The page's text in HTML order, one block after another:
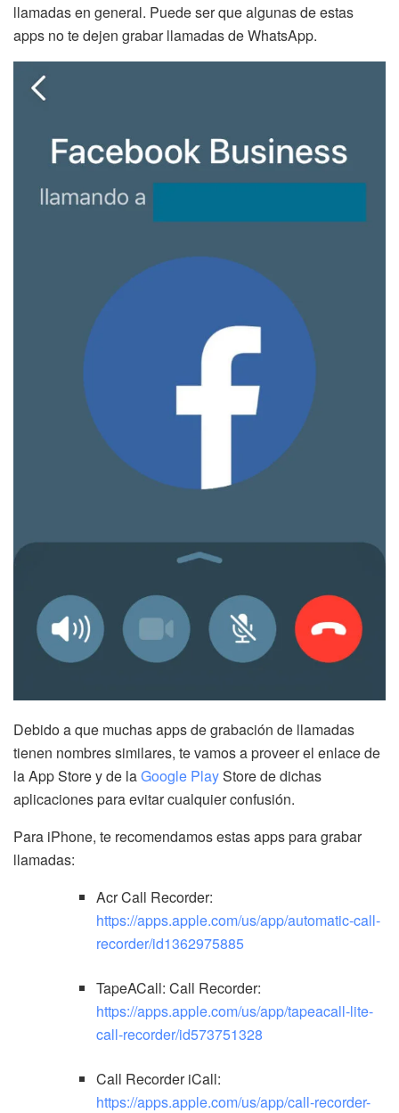
llamadas en general. Puede ser que algunas de estas
apps no te dejen grabar llamadas de WhatsApp.
Debido a que muchas apps de grabación de llamadas
tienen nombres similares, te vamos a proveer el enlace de
la App Store y de laGoogle PlayStore de dichas
aplicaciones para evitar cualquier confusión.
Para iPhone, te recomendamos estas apps para grabar
llamadas:
Acr Call Recorder:
https://apps.apple.com/us/app/automatic-call-
recorder/id1362975885
TapeACall: Call Recorder:
https://apps.apple.com/us/app/tapeacall-lite-
call-recorder/id573751328
Call Recorder iCall:
https://apps.apple.com/us/app/call-recorder-